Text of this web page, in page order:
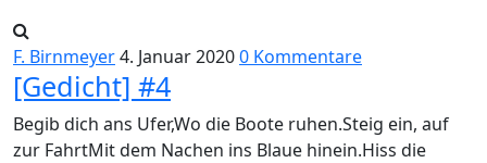
F. Birnmeyer4. Januar 20200 Kommentare
[Gedicht] #4
Begib dich ans Ufer,Wo die Boote ruhen.Steig ein, auf
zur FahrtMit dem Nachen ins Blaue hinein.Hiss die